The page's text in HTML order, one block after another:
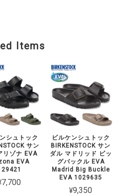
Items
シュトック
サン
リゾナ EVA
EVA
¥7,700
ビルケンシュトック
BIRKENSTOCK サン
ダル マドリッド ビッ
グバックル EVA
Madrid Big Buckle
EVA 1029635
¥9,350